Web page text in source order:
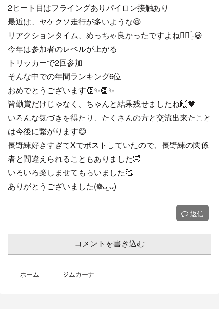
2ヒート目はフライングありパイロン接触あり
最近は、ヤケクソ走行が多いような😆
リアクションタイム、めっちゃ良かったですよね👍🏻 ̖́-‬😃
今年は参加者のレベルが上がる
トリッカーで2回参加
そんな中での年間ランキング6位
おめでとうございます👏✨👏✨️
皆勤賞だけじゃなく、ちゃんと結果残せましたね🙌🧡
いろんな気づきを得たり、たくさんの方と交流出来たこと
は今後に繋がります😊
長野練好きすぎてXでポストしていたので、長野練の関係
者と間違えられることもありました🤣
いろいろ楽しませてもらいました🥰
ありがとうございました(❁ᴗ͈ˬᴗ͈)
返信
コメントを書き込む
ホーム ジムカーナ